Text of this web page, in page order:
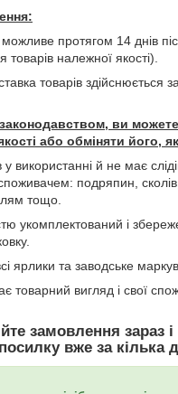
протягом 14 днів
належної якості).
товарів здійснюється за
ви
або обміняти його,
використанні й не має
подряпин, сколів,
тощо.
укомплектований і
ярлики та заводське
товарний вигляд і свої
замовлення зараз і
вже за кілька